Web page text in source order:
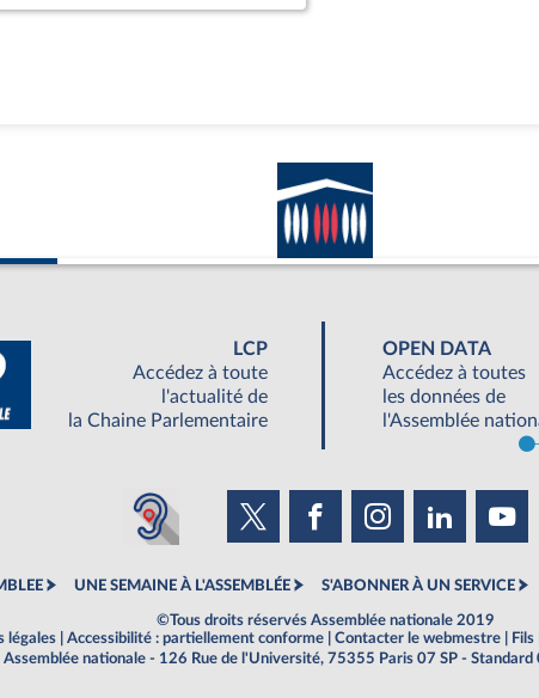
LCP
Accédez à toute
l'actualité de
la Chaine Parlementaire
OPEN DATA
Accédez à toutes
les données de
l'Assemblée
UNE SEMAINE À L'ASSEMBLÉE S'ABONNER À UN SERVICE
©Tous droits réservés Assemblée nationale 2019
légales
Accessibilité : partiellement conforme Contacter le webmestre Fils
Assemblée nationale - 126 Rue de l'Université, 75355 Paris 07 SP -